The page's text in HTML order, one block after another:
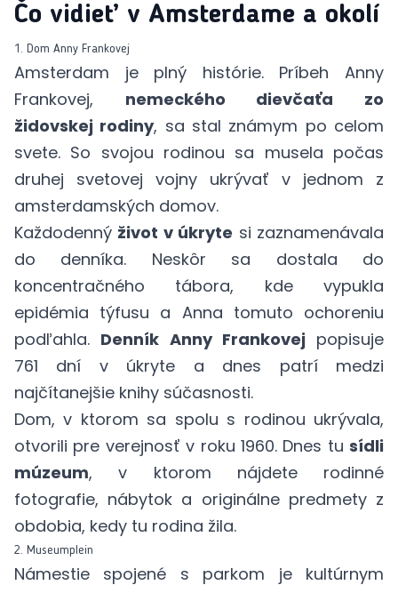
Čo vidieť v Amsterdame a okolí
1. Dom Anny Frankovej
Amsterdam je plný histórie. Príbeh Anny
Frankovej, nemeckého dievčaťa zo
židovskej rodiny, sa stal známym po celom
svete. So svojou rodinou sa musela počas
druhej svetovej vojny ukrývať v jednom z
amsterdamských domov.
Každodenný život v úkryte si zaznamenávala
do denníka. Neskôr sa dostala do
koncentračného tábora, kde vypukla
epidémia týfusu a Anna tomuto ochoreniu
podľahla. Denník Anny Frankovejpopisuje
761 dní v úkryte a dnes patrí medzi
najčítanejšie knihy súčasnosti.
Dom, v ktorom sa spolu s rodinou ukrývala,
otvorili pre verejnosť v roku 1960. Dnes tu sídli
múzeum, v ktorom nájdete rodinné
fotografie, nábytok a originálne predmety z
obdobia, kedy tu rodina žila.
2. Museumplein
Námestie spojené s parkom je kultúrnym